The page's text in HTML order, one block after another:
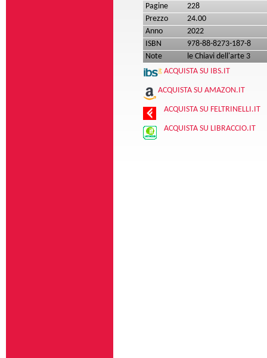
Pagine
228
Prezzo
24.00
Anno
2022
ISBN
978-88-8273-187-8
Note
le Chiavi dell'arte 3
ACQUISTA SU IBS.IT
ACQUISTA SU AMAZON.IT
ACQUISTA SU FELTRINELLI.IT
ACQUISTA SU LIBRACCIO.IT